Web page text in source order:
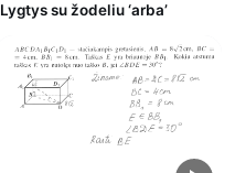
Lygtys su žodeliu ‘arba’